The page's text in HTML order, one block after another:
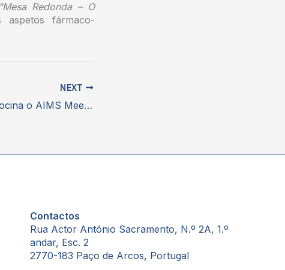
“Mesa Redonda – O
fármaco-
NEXT
APOGEN patrocina o AIMS Meeting 2022
Contactos
Rua Actor António Sacramento, N.º 2A, 1.º
andar, Esc. 2
2770-183 Paço de Arcos, Portugal